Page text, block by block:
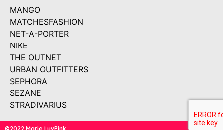
MANGO
MATCHESFASHION
NET-A-PORTER
NIKE
THE OUTNET
URBAN OUTFITTERS
SEPHORA
SEZANE
STRADIVARIUS
©2022 Marie LuvPink